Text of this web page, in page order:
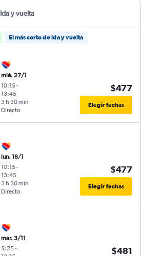
Ida y vuelta
El más corto de ida y vuelta
mié. 27/1
10:15-
13:45
Directo
3 h 30 min
$477
Elegir fechas
lun. 18/1
10:15-
13:45
Directo
3 h 30 min
$477
Elegir fechas
mar. 3/11
5:25-
$481